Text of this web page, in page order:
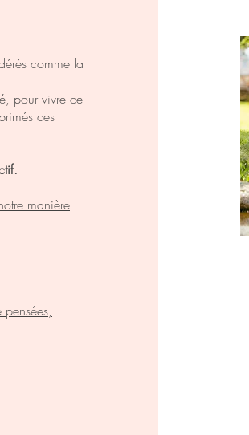
comme la
pour vivre ce
ces
manière